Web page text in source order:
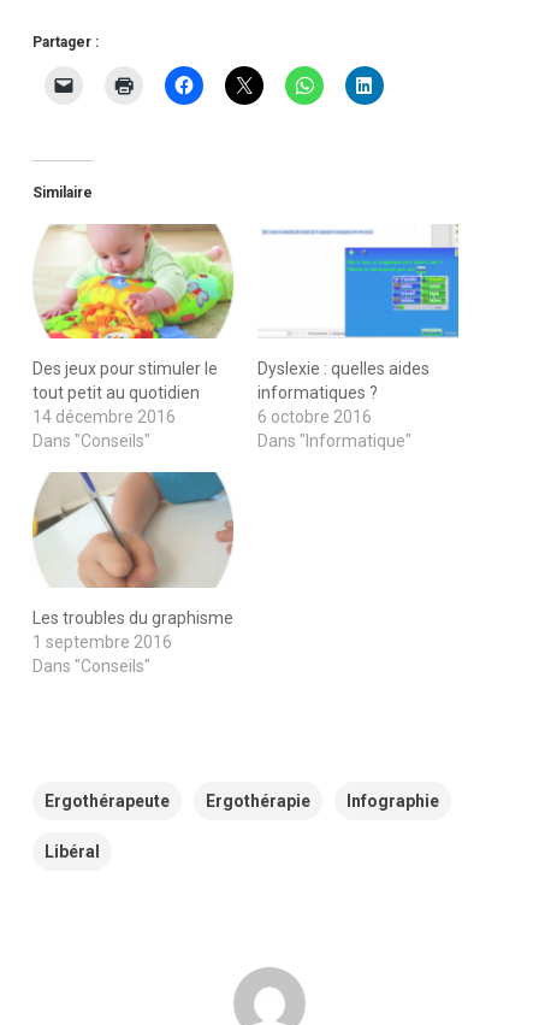
Partager :
Similaire
Des jeux pour stimuler le
tout petit au quotidien
14 décembre 2016
Dans "Conseils"
Dyslexie : quelles aides
informatiques ?
6 octobre 2016
Dans "Informatique"
Les troubles du graphisme
1 septembre 2016
Dans "Conseils"
Ergothérapeute Ergothérapie Infographie
Libéral